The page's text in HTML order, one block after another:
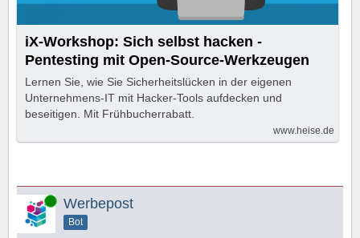
iX-Workshop: Sich selbst hacken -
Pentesting mit Open-Source-Werkzeugen
Lernen Sie, wie Sie Sicherheitslücken in der eigenen
Unternehmens-IT mit Hacker-Tools aufdecken und
beseitigen. Mit Frühbucherrabatt.
www.heise.de
Online Werbepost
Bot